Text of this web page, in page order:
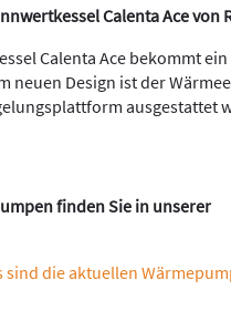
Calenta Ace von
Calenta Ace bekommt ein
neuen Design ist der
ausgestattet
finden Sie in unserer
sind die aktuellen